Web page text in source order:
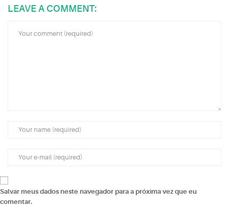
LEAVE A COMMENT:
Salvar meus dados neste navegador para a próxima vez que eu
comentar.